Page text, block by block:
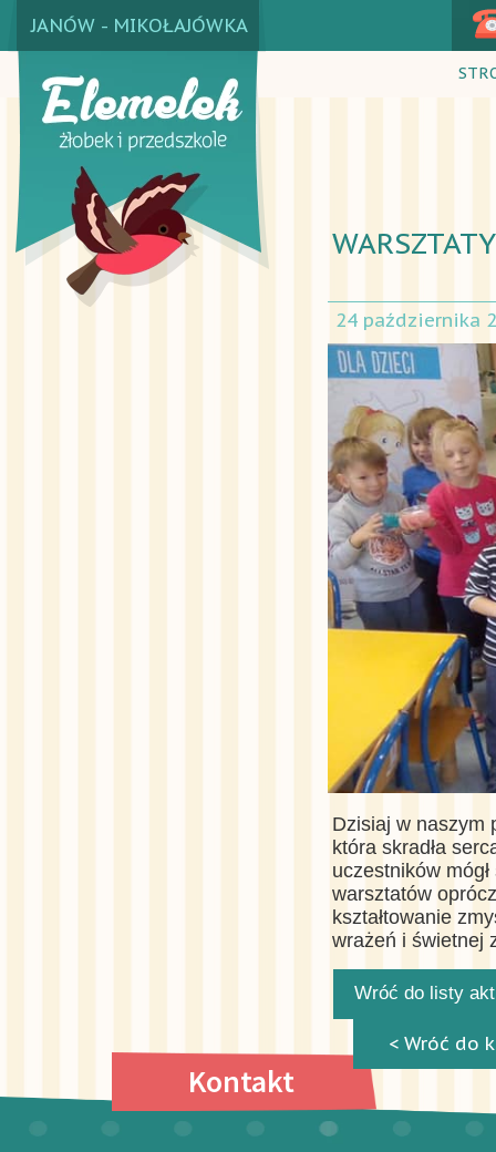
< Wróć do
Kontakt
JANÓW - MIKOŁAJÓWKA
24 października
Dzisiaj w naszym
która skradła
uczestników
warsztatów
kształtowanie
wrażeń i świetnej
Wróć do listy